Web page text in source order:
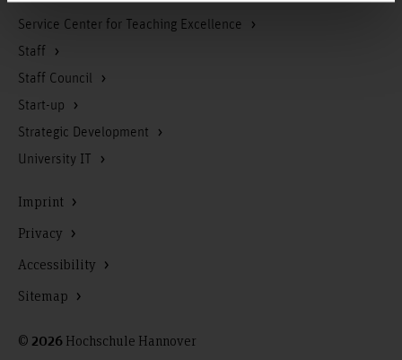
Service Center for Teaching Excellence
Staff
Staff Council
Start-up
Strategic Development
University IT
© 2026 Hochschule Hannover
Imprint
Privacy
Accessibility
Sitemap